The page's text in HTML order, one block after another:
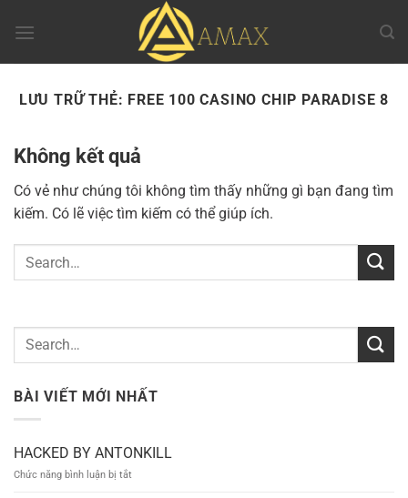
đến
LƯU TRỮ THẺ: FREE 100 CASINO CHIP PARADISE 8
Không kết quả
Có vẻ như chúng tôi không tìm thấy những gì bạn đang tìm
kiếm. Có lẽ việc tìm kiếm có thể giúp ích.
BÀI VIẾT MỚI NHẤT
HACKED BY ANTONKILL
Chức năng bình luận bị tắt